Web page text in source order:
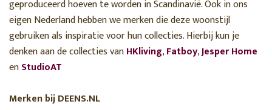
geproduceerd hoeven te worden in Scandinavië. Ook in ons
eigen Nederland hebben we merken die deze woonstijl
gebruiken als inspiratie voor hun collecties. Hierbij kun je
denken aan de collecties vanHKliving,Fatboy,Jesper Home
enStudioAT
Merken bij DEENS.NL